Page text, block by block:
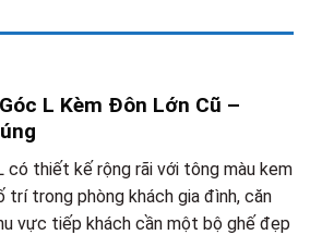
L Kèm Đôn Lớn Cũ –
có thiết kế rộng rãi với tông màu kem
trí trong phòng khách gia đình, căn
vực tiếp khách cần một bộ ghế đẹp